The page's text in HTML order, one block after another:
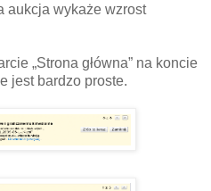
aukcja wykaże wzrost
„Strona główna” na koncie
jest bardzo proste.